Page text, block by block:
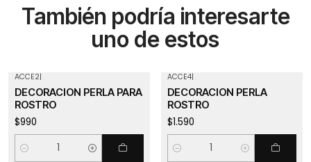
También podría interesarte
uno de estos
ACCE2|
DECORACION PERLA PARA
ROSTRO
$990
Cantidad
ACCE4|
DECORACION PERLA
ROSTRO
$1.590
Cantidad